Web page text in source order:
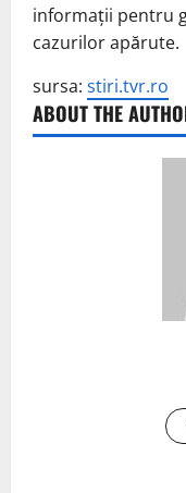
informații pentru
cazurilor apărute.
sursa: stiri.tvr.ro
ABOUT THE